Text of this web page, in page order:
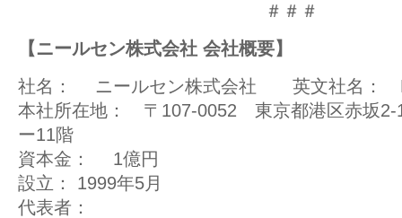
＃＃＃
【ニールセン株式会社 会社概要】
社名：
ニールセン株式会社 英文社名：
本社所在地： 〒107-0052 東京都港区赤坂
ー11階
資本金：
1億円
設立：
1999年5月
代表者：